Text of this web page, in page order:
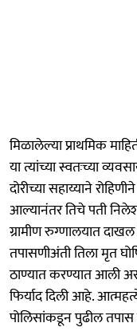
मिळालेल्या प्राथमिक
या त्यांच्या स्वतःच्या
दोरीच्या सहाय्याने
आल्यानंतर तिचे पती
ग्रामीण रुग्णालयात
तपासणीअंती तिला मृत
ठाण्यात करण्यात आली
फिर्याद दिली आहे.
पोलिसांकडून पुढील